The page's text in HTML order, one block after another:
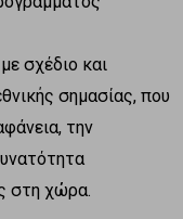
σχέδιο και
σημασίας, που
την
στη χώρα.